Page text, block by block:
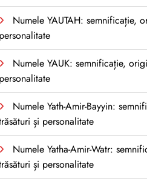
Numele YAUTAH: semnificație,
personalitate
Numele YAUK: semnificație,
personalitate
Numele Yath-Amir-Bayyin:
și personalitate
Numele Yatha-Amir-Watr:
și personalitate